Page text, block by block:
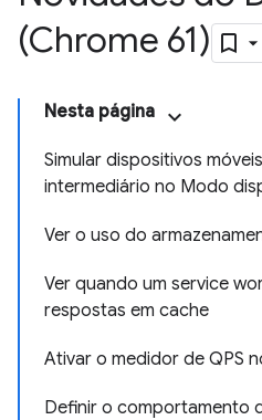
(Chrome 61)
Nesta página
Simular dispositivos
intermediário no Modo
Ver o uso do
Ver quando um service
respostas em cache
Ativar o medidor de QPS
Definir o comportamento